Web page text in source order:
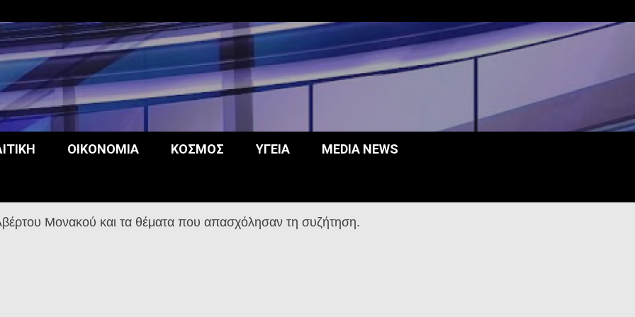
ΟΙΚΟΝΟΜΊΑ ΚΌΣΜΟΣ ΥΓΕΊΑ MEDIA NEWS
Μονακού και τα θέματα που απασχόλησαν τη συζήτηση.